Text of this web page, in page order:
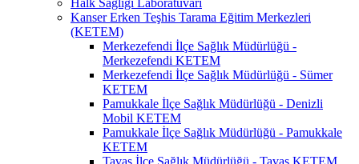
Kanser Erken Teşhis Tarama Eğitim Merkezleri
(KETEM)
Merkezefendi İlçe Sağlık Müdürlüğü -
Merkezefendi KETEM
Merkezefendi İlçe Sağlık Müdürlüğü - Sümer
KETEM
Pamukkale İlçe Sağlık Müdürlüğü - Denizli
Mobil KETEM
Pamukkale İlçe Sağlık Müdürlüğü - Pamukkale
KETEM
Tavas İlçe Sağlık Müdürlüğü - Tavas KETEM